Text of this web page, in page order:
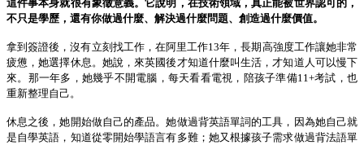
這件事本身就很有象徵意義。它說明，在技術領域，真正能被世界認可的，
不只是學歷，還有你做過什麼、解決過什麼問題、創造過什麼價值。
拿到簽證後，沒有立刻找工作，在阿里工作13年，長期高強度工作讓她非常
疲憊 ，她選擇休息。她說，來英國後才知道什麼叫生活，才知道人可以慢下
來。那一年多，她幾乎不開電腦，每天看看電視，陪孩子準備11+考試，也
重新整理自己。
休息之後，她開始做自己的產品。她做過背英語單詞的工具，因為她自己就
是自學英語，知道從零開始學語言有多難；她又根據孩子需求做過背法語單